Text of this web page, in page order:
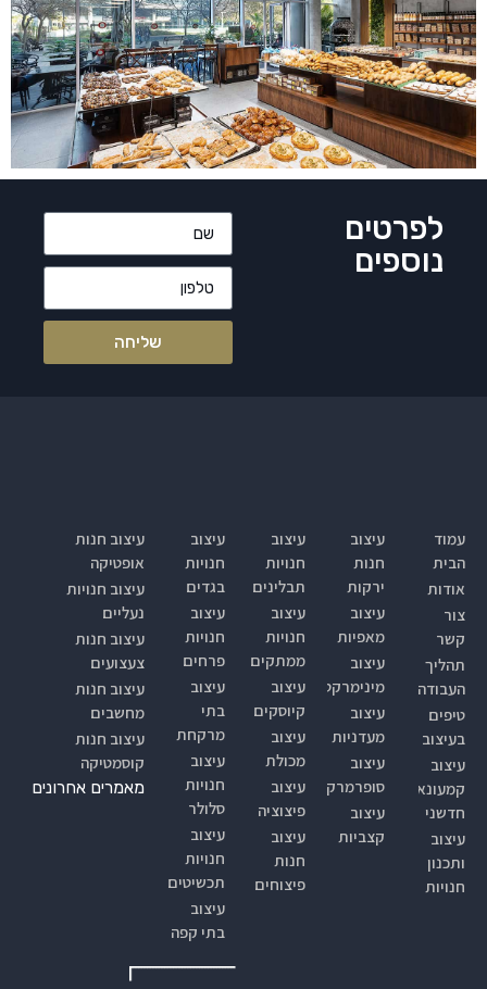
לפרטים
נוספים
שליחה
עמוד
הבית
אודות
צור
קשר
תהליך
העבודה
טיפים
בעיצוב
עיצוב
קמעונאי
חדשני
עיצוב
ותכנון
חנויות
עיצוב
חנות
ירקות
עיצוב
מאפיות
עיצוב
מינימרקט
עיצוב
מעדניות
עיצוב
סופרמרקטים
עיצוב
קצביות
עיצוב
חנויות
תבלינים
עיצוב
חנויות
ממתקים
עיצוב
קיוסקים
עיצוב
מכולת
עיצוב
פיצוציה
עיצוב
חנות
פיצוחים
עיצוב
חנויות
בגדים
עיצוב
חנויות
פרחים
עיצוב
בתי
מרקחת
עיצוב
חנויות
סלולר
עיצוב
חנויות
תכשיטים
עיצוב
בתי קפה
עיצוב חנות
אופטיקה
עיצוב חנויות
נעליים
עיצוב חנות
צעצועים
עיצוב חנות
מחשבים
עיצוב חנות
קוסמטיקה
מאמרים אחרונים